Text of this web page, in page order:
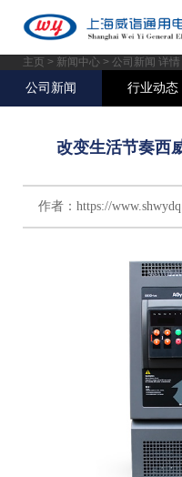
主页 > 新闻中心 > 公司新闻 详情
公司新闻 行业动态
改变生活节奏西
作者：https://